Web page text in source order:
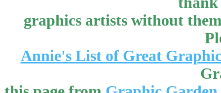
graphics artists without
Annie's List of Great